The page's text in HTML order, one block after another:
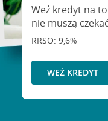
Weź kredyt na
nie muszą
RRSO: 9,6%
WEŹ KREDYT